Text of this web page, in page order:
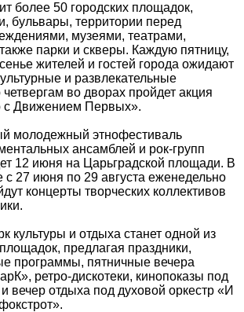
более 50 городских площадок,
бульвары, территории перед
музеями, театрами,
парки и скверы. Каждую пятницу,
жителей и гостей города ожидают
и развлекательные
во дворах пройдет акция
с Движением Первых».
молодежный этнофестиваль
ансамблей и рок-групп
12 июня на Царьградской площади. В
с 27 июня по 29 августа еженедельно
концерты творческих коллективов
культуры и отдыха станет одной из
предлагая праздники,
программы, пятничные вечера
ретро-дискотеки, кинопоказы под
вечер отдыха под духовой оркестр «И